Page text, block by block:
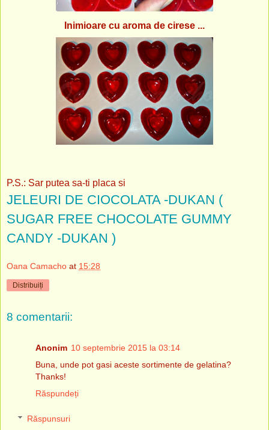
Inimioare cu aroma de cirese ...
P.S.: Sar putea sa-ti placa si
JELEURI DE CIOCOLATA -DUKAN (
SUGAR FREE CHOCOLATE GUMMY
CANDY -DUKAN )
Oana Camacho at 15:28
Distribuiți
8 comentarii:
Anonim 10 septembrie 2015 la 03:14
Buna, unde pot gasi aceste sortimente de gelatina?
Thanks!
Răspundeți
Răspunsuri